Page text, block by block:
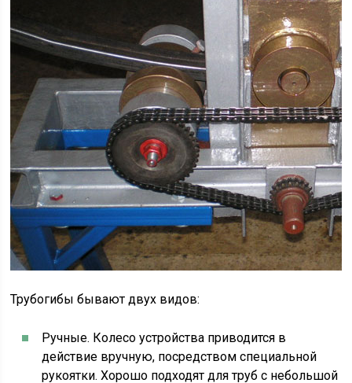
Трубогибы бывают двух видов:
Ручные. Колесо устройства приводится в
действие вручную, посредством специальной
рукоятки. Хорошо подходят для труб с небольшой